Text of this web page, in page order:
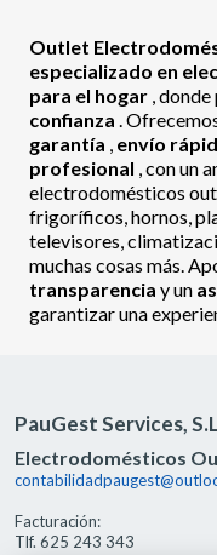
Outlet
especializado en
para el hogar , donde
confianza .
garantía , envío
profesional , con un
electrodomésticos
frigoríficos, hornos,
televisores,
muchas cosas más.
transparencia y un
garantizar una
PauGest Services,
Electrodomésticos
Facturación:
Tlf. 625 243 343